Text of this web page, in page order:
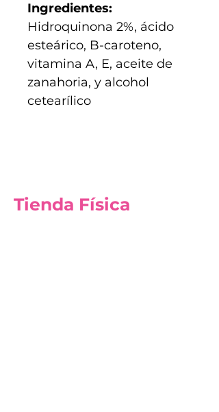
Ingredientes:
Hidroquinona 2%, ácido
esteárico, B-caroteno,
vitamina A, E, aceite de
zanahoria, y alcohol
cetearílico
Tienda Física